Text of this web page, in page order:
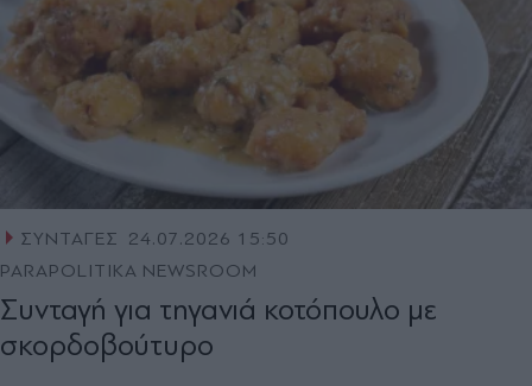
ΣΥΝΤΑΓΕΣ
24.07.2026 15:50
PARAPOLITIKA NEWSROOM
Συνταγή για τηγανιά κοτόπουλο με
σκορδοβούτυρο